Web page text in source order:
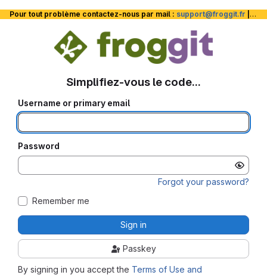
Pour tout problème contactez-nous par mail : support@froggit.fr La
Simplifiez-vous le code...
Username or primary email
Password
Forgot your password?
Remember me
Sign in
Passkey
By signing in you accept the Terms of Use and